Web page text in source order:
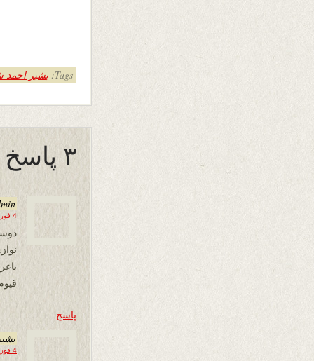
Tags: بشیر
۳ پاسخ به “شاعر”
4 فوریه 2026 در 14:30
پاسخ
4 فوریه 2026 در 17:01